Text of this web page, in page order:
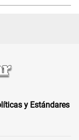
y Estándares